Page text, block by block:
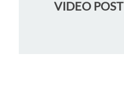
VIDEO POST